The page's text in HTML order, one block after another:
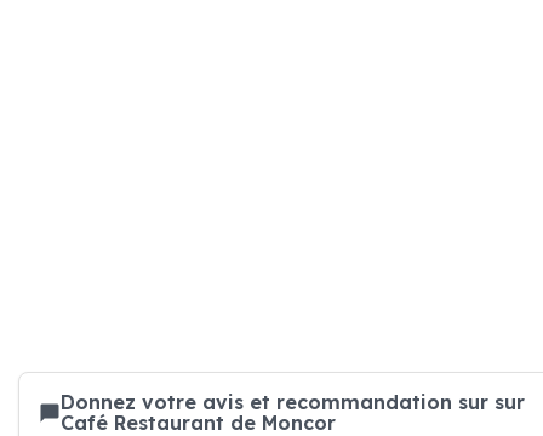
Donnez votre avis et recommandation sur sur
Café Restaurant de Moncor